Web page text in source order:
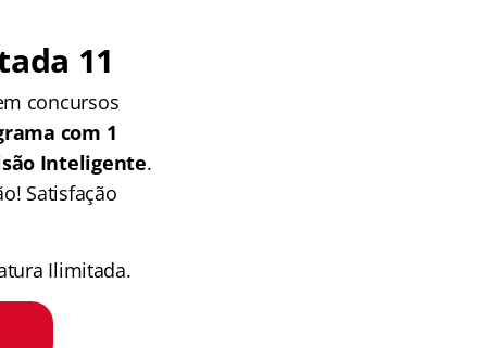
11
concursos
com 1
Inteligente.
Satisfação
Ilimitada.